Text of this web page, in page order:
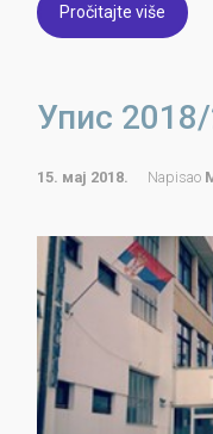
Pročitajte više
Упис
15. мај 2018. Napisao